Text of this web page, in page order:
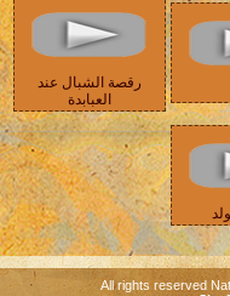
رقصة الشبال عند
العبابدة
All rights reserved